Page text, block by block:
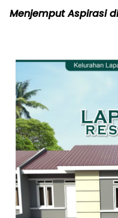
Menjemput Aspirasi